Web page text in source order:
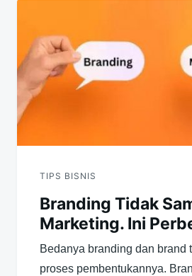
TIPS BISNIS
Branding Tidak
Marketing. Ini
Bedanya branding dan brand
proses pembentukannya.